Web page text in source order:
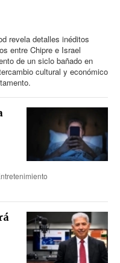
revela detalles inéditos
entre Chipre e Israel
de un siclo bañado en
cultural y económico